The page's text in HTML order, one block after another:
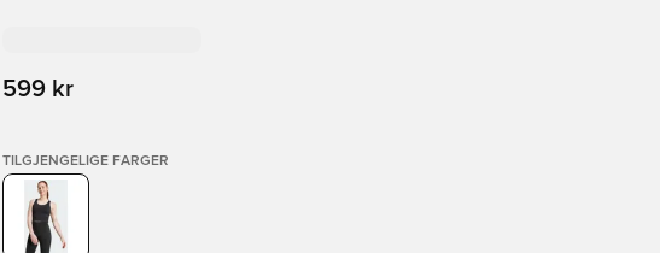
599 kr
TILGJENGELIGE FARGER